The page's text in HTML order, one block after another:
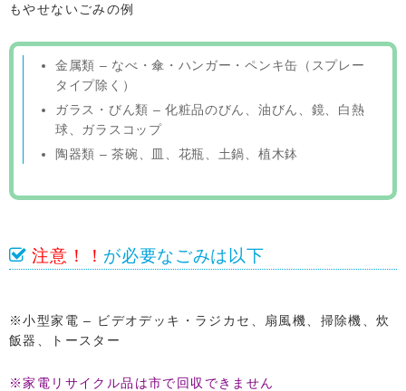
もやせないごみの例
金属類 – なべ・傘・ハンガー・ペンキ缶（スプレー
タイプ除く）
ガラス・びん類 – 化粧品のびん、油びん、鏡、白熱
球、ガラスコップ
陶器類 – 茶碗、皿、花瓶、土鍋、植木鉢
注意！！ が必要なごみは以下
※小型家電 – ビデオデッキ・ラジカセ、扇風機、掃除機、炊
飯器、トースター
※家電リサイクル品は市で回収できません